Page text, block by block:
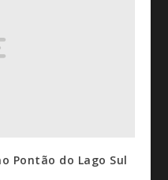
Pontão do Lago Sul